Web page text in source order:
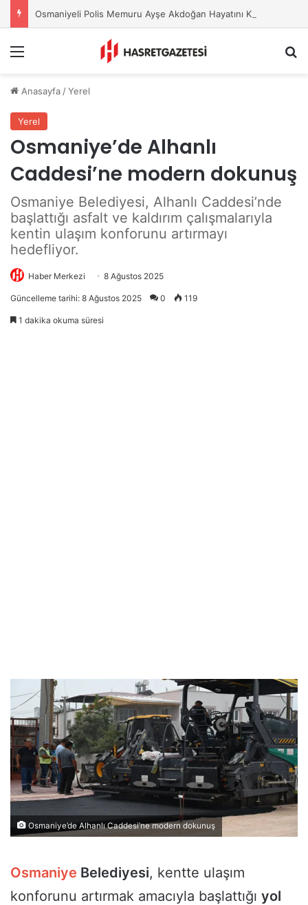
Osmaniyeli Polis Memuru Ayşe Akdoğan Hayatını Kaybetti
Anasayfa /Yerel
Yerel
Osmaniye’de Alhanlı
Caddesi’ne modern dokunuş
Osmaniye Belediyesi, Alhanlı Caddesi’nde
başlattığı asfalt ve kaldırım çalışmalarıyla
kentin ulaşım konforunu artırmayı
hedefliyor.
Haber Merkezi 8 Ağustos 2025
Güncelleme tarihi: 8 Ağustos 2025 0 119
1 dakika okuma süresi
Osmaniye’de Alhanlı Caddesi’ne modern dokunuş
Osmaniye Belediyesi, kentte ulaşım
konforunu artırmak amacıyla başlattığı yol